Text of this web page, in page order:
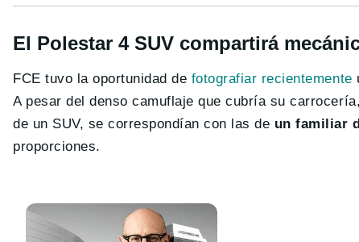
El Polestar 4 SUV compartirá
FCE tuvo la oportunidad de fotografiar recientemente
A pesar del denso camuflaje que cubría su
de un SUV, se correspondían con las de un familiar
proporciones.